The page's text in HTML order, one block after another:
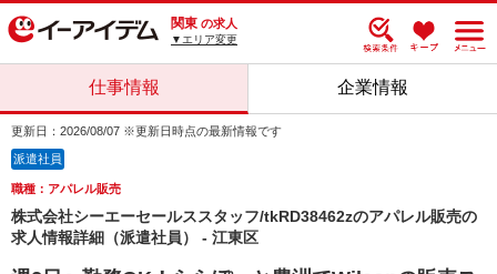
関東 の求人
▼エリア変更
仕事情報 企業情報
更新日：2026/08/07 ※更新日時点の最新情報です
派遣社員
職種：アパレル販売
株式会社シーエーセールススタッフ/tkRD38462zのアパレル販売の
求人情報詳細（派遣社員） - 江東区